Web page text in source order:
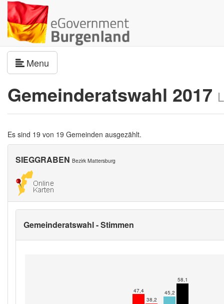
Menu
Gemeinderatswahl 2017
Es sind 19 von 19 Gemeinden ausgezählt.
SIEGGRABEN Bezirk Mattersburg
Gemeinderatswahl - Stimmen
47,4
38,2
45,2
58,1